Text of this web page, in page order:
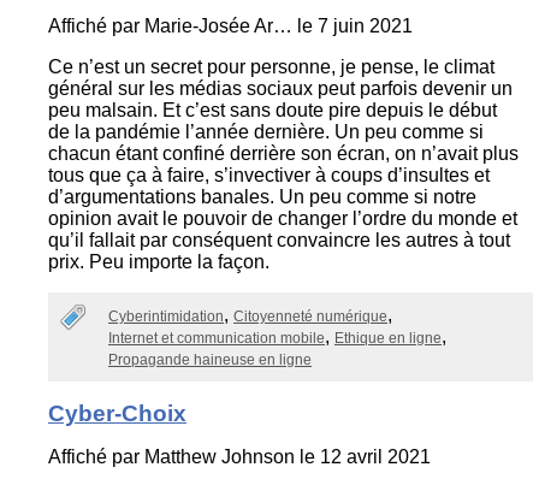
Affiché par Marie-Josée Ar… le 7 juin 2021
Ce n’est un secret pour personne, je pense, le climat
général sur les médias sociaux peut parfois devenir un
peu malsain. Et c’est sans doute pire depuis le début
de la pandémie l’année dernière. Un peu comme si
chacun étant confiné derrière son écran, on n’avait plus
tous que ça à faire, s’invectiver à coups d’insultes et
d’argumentations banales. Un peu comme si notre
opinion avait le pouvoir de changer l’ordre du monde et
qu’il fallait par conséquent convaincre les autres à tout
prix. Peu importe la façon.
Cyberintimidation
Citoyenneté numérique
Internet et communication mobile
Ethique en ligne
Propagande haineuse en ligne
Cyber-Choix
Affiché par Matthew Johnson le 12 avril 2021